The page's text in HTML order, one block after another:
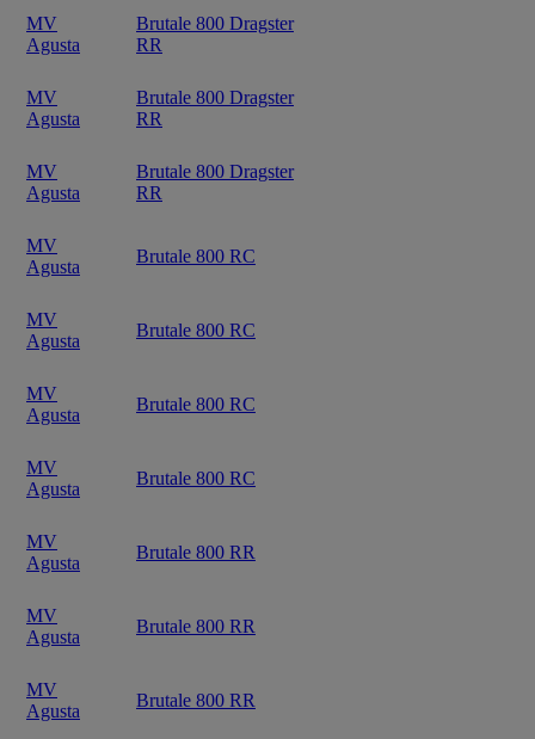
MV
Agusta
Brutale 800 Dragster
RR
MV
Agusta
Brutale 800 Dragster
RR
MV
Agusta
Brutale 800 Dragster
RR
MV
Agusta
Brutale 800 RC
MV
Agusta
Brutale 800 RC
MV
Agusta
Brutale 800 RC
MV
Agusta
Brutale 800 RC
MV
Agusta
Brutale 800 RR
MV
Agusta
Brutale 800 RR
MV
Agusta
Brutale 800 RR